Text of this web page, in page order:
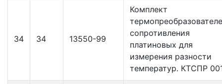
34 34 13550-99
Комплект
сопротивления
платиновых для
измерения разности
температур. КТСПР